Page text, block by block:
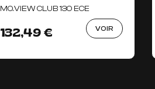
MO.VIEW CLUB 130 ECE
132,49 € VOIR